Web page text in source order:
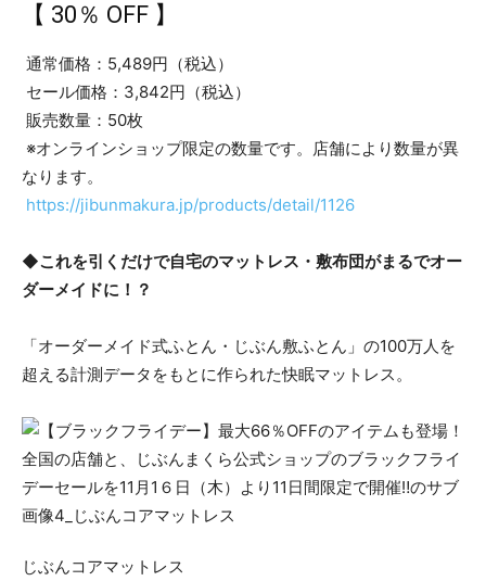
【 30％ OFF 】
通常価格：5,489円（税込）
セール価格：3,842円（税込）
販売数量：50枚
※オンラインショップ限定の数量です。店舗により数量が異
なります。
https://jibunmakura.jp/products/detail/1126
◆これを引くだけで自宅のマットレス・敷布団がまるでオー
ダーメイドに！？
「オーダーメイド式ふとん・じぶん敷ふとん」の100万人を
超える計測データをもとに作られた快眠マットレス。
じぶんコアマットレス